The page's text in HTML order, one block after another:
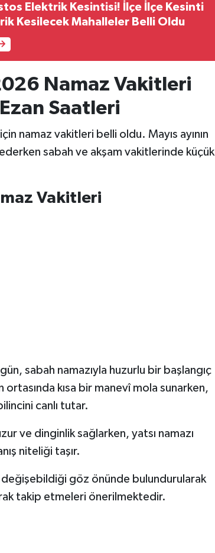
Elektrik Kesintisi! İlçe İlçe Kesinti
Kesilecek Mahalleler Belli Oldu
Namaz Vakitleri
Saatleri
namaz vakitleri belli oldu. Mayıs ayının
sabah ve akşam vakitlerinde küçük
Vakitleri
sabah namazıyla huzurlu bir başlangıç
ortasında kısa bir manevî mola sunarken,
canlı tutar.
ve dinginlik sağlarken, yatsı namazı
niteliği taşır.
göz önünde bulundurularak
takip etmeleri önerilmektedir.